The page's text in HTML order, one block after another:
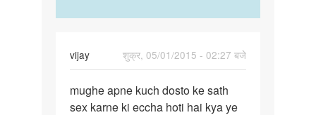
he
Dev
kumar
beta.
vijay
शुक्र, 05/01/2015 - 02:27 बजे
mughe
apne
mughe apne kuch dosto ke sath
sex karne ki eccha hoti hai kya ye